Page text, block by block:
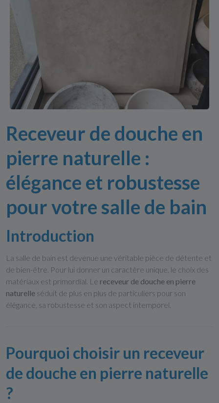
Receveur de douche en
pierre naturelle :
élégance et robustesse
pour votre salle de bain
Introduction
La salle de bain est devenue une véritable pièce de détente et
de bien-être. Pour lui donner un caractère unique, le choix des
matériaux est primordial. Le receveur de douche en pierre
naturelle séduit de plus en plus de particuliers pour son
élégance, sa robustesse et son aspect intemporel.
Pourquoi choisir un receveur
de douche en pierre naturelle
?